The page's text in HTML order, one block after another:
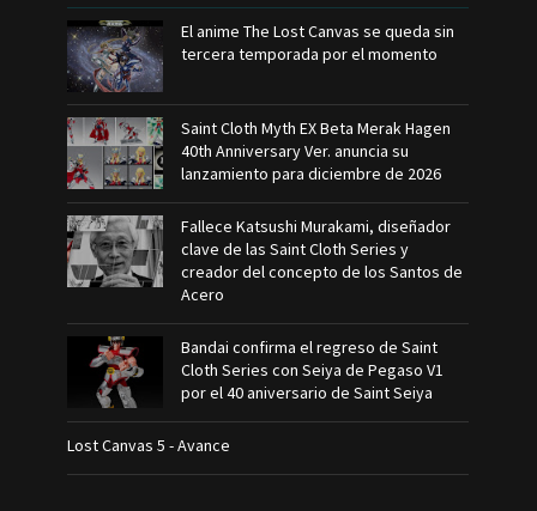
El anime The Lost Canvas se queda sin
tercera temporada por el momento
Saint Cloth Myth EX Beta Merak Hagen
40th Anniversary Ver. anuncia su
lanzamiento para diciembre de 2026
Fallece Katsushi Murakami, diseñador
clave de las Saint Cloth Series y
creador del concepto de los Santos de
Acero
Bandai confirma el regreso de Saint
Cloth Series con Seiya de Pegaso V1
por el 40 aniversario de Saint Seiya
Lost Canvas 5 - Avance